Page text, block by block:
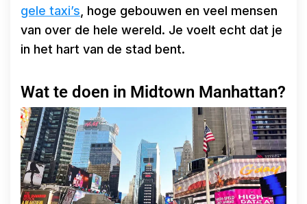
gele taxi’s, hoge gebouwen en veel mensen
van over de hele wereld. Je voelt echt dat je
in het hart van de stad bent.
Wat te doen in Midtown Manhattan?